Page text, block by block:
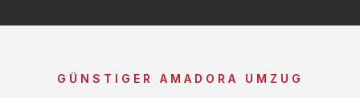
GÜNSTIGER AMADORA UMZUG